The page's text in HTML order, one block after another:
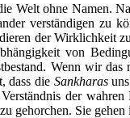
Welt ohne Namen.
verständigen zu
der Wirklichkeit
von
Wenn wir
dass die Sankharasuns
Verständnis der
gehorchen. Sie